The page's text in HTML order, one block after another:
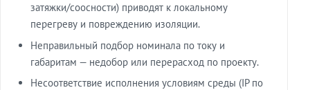
затяжки/соосности) приводят к локальному
перегреву и повреждению изоляции.
Неправильный подбор номинала по току и
габаритам — недобор или перерасход по проекту.
Несоответствие исполнения условиям среды (IP по